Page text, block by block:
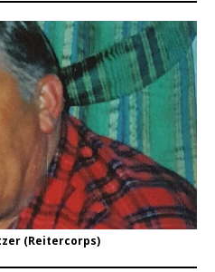
(Reitercorps)